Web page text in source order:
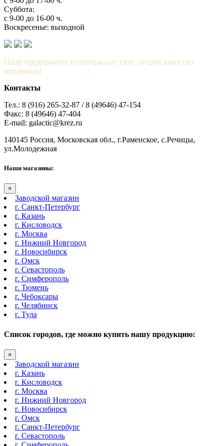
Суббота:
с 9-00 до 16-00 ч.
Воскресенье: выходной
Наше предприятие подтверждает свое лучшее качество
продукции
Контакты
Тел.: 8 (916) 265-32-87 / 8 (49646) 47-154
Факс: 8 (49646) 47-404
E-mail: galactic@krez.ru
140145 Россия, Московская обл., г.Раменское, с.Речицы,
ул.Молодежная
Наши магазины:
×
Заводской магазин
г. Санкт-Петербург
г. Казань
г. Кисловодск
г. Москва
г. Нижний Новгород
г. Новосибирск
г. Омск
г. Севастополь
г. Симферополь
г. Тюмень
г. Чебоксары
г. Челябинск
г. Тула
Список городов, где можно купить нашу продукцию:
×
Заводской магазин
г. Казань
г. Кисловодск
г. Москва
г. Нижний Новгород
г. Новосибирск
г. Омск
г. Санкт-Петербург
г. Севастополь